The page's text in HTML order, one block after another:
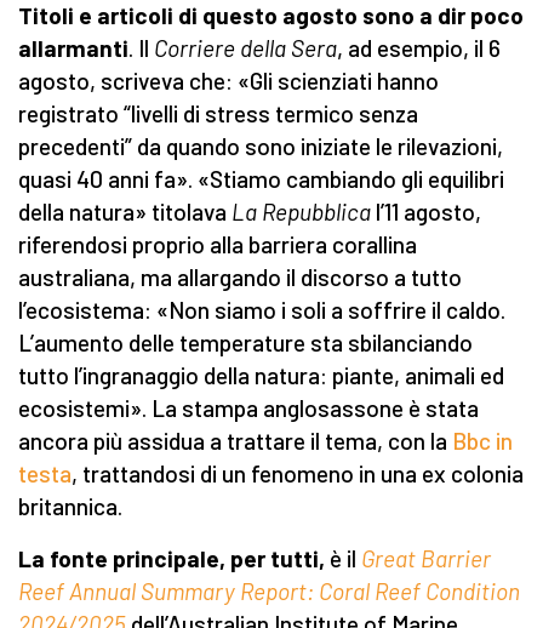
Titoli e articoli di questo agosto sono a dir poco
allarmanti. Il Corriere della Sera, ad esempio, il 6
agosto, scriveva che: «Gli scienziati hanno
registrato “livelli di stress termico senza
precedenti” da quando sono iniziate le rilevazioni,
quasi 40 anni fa». «Stiamo cambiando gli equilibri
della natura» titolava La Repubblica l’11 agosto,
riferendosi proprio alla barriera corallina
australiana, ma allargando il discorso a tutto
l’ecosistema: «Non siamo i soli a soffrire il caldo.
L’aumento delle temperature sta sbilanciando
tutto l’ingranaggio della natura: piante, animali ed
ecosistemi». La stampa anglosassone è stata
ancora più assidua a trattare il tema, con la Bbc in
testa, trattandosi di un fenomeno in una ex colonia
britannica.
La fonte principale, per tutti, è il Great Barrier
Reef Annual Summary Report: Coral Reef Condition